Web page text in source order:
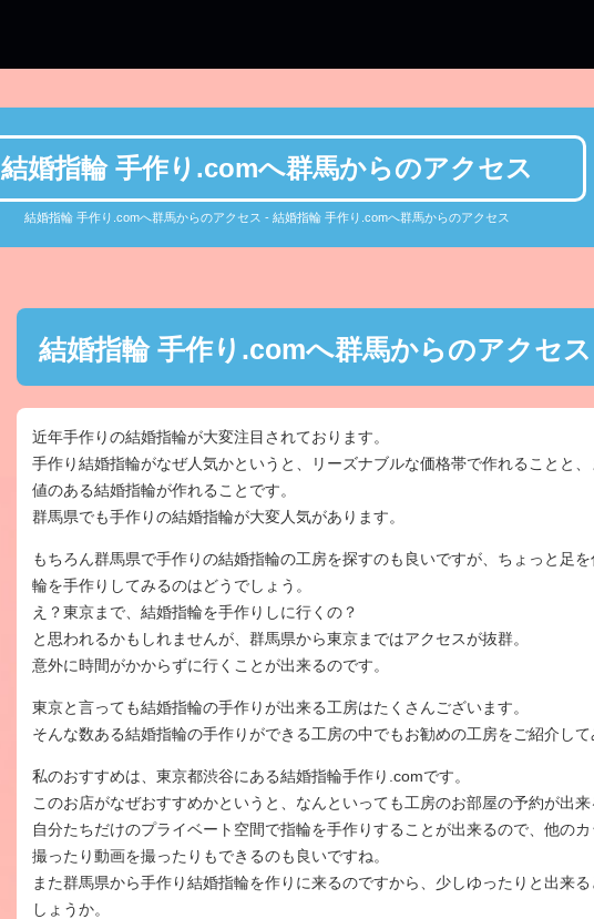
結婚指輪 手作り.comへ群馬からのアクセス
結婚指輪 手作り.comへ群馬からのアクセス - 結婚指輪 手作り.comへ群馬からのアクセス
結婚指輪 手作り.comへ群馬からのアクセス
近年手作りの結婚指輪が大変注目されております。
手作り結婚指輪がなぜ人気かというと、リーズナブルな価格帯で作れることと
値のある結婚指輪が作れることです。
群馬県でも手作りの結婚指輪が大変人気があります。
もちろん群馬県で手作りの結婚指輪の工房を探すのも良いですが、ちょっと足
輪を手作りしてみるのはどうでしょう。
え？東京まで、結婚指輪を手作りしに行くの？
と思われるかもしれませんが、群馬県から東京まではアクセスが抜群。
意外に時間がかからずに行くことが出来るのです。
東京と言っても結婚指輪の手作りが出来る工房はたくさんございます。
そんな数ある結婚指輪の手作りができる工房の中でもお勧めの工房をご紹介して
私のおすすめは、東京都渋谷にある結婚指輪手作り.comです。
このお店がなぜおすすめかというと、なんといっても工房のお部屋の予約が出来
自分たちだけのプライベート空間で指輪を手作りすることが出来るので、他の
撮ったり動画を撮ったりもできるのも良いですね。
また群馬県から手作り結婚指輪を作りに来るのですから、少しゆったりと出来
しょうか。